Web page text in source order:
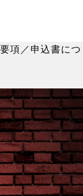
項／申込書につ